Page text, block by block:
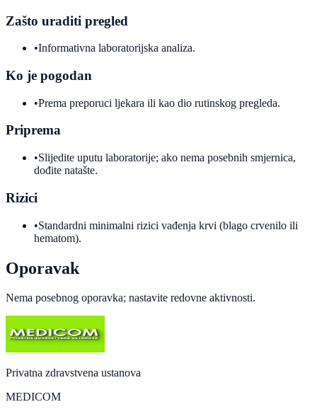
Zašto uraditi pregled
•Informativna laboratorijska analiza.
Ko je pogodan
•Prema preporuci ljekara ili kao dio rutinskog pregleda.
Priprema
•Slijedite uputu laboratorije; ako nema posebnih smjernica,
dođite natašte.
Rizici
•Standardni minimalni rizici vađenja krvi (blago crvenilo ili
hematom).
Oporavak
Nema posebnog oporavka; nastavite redovne aktivnosti.
Privatna zdravstvena ustanova
MEDICOM